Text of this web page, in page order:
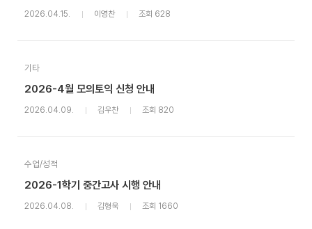
2026.04.15. 이영찬 조회 628
기타
2026-4월 모의토익 신청 안내
2026.04.09. 김우찬 조회 820
수업/성적
2026-1학기 중간고사 시행 안내
2026.04.08. 김형욱 조회 1660